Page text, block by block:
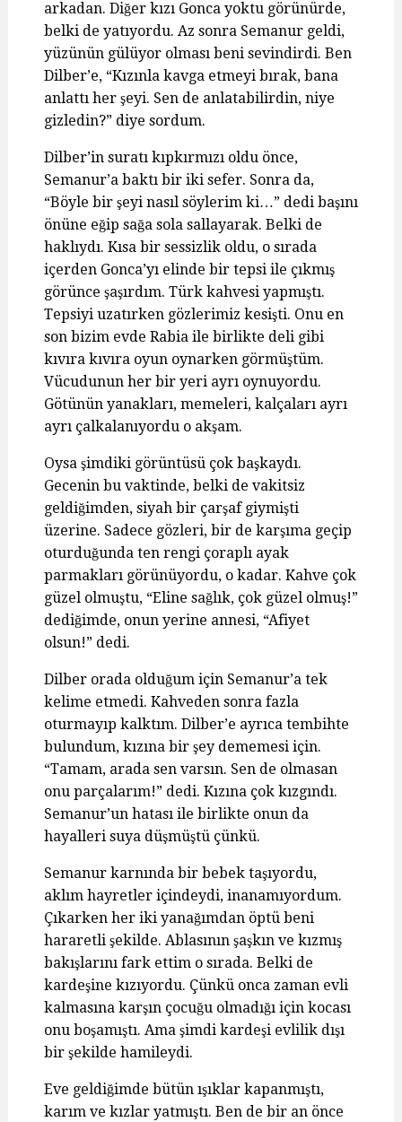
arkadan. Diğer kızı Gonca yoktu görünürde,
belki de yatıyordu. Az sonra Semanur geldi,
yüzünün gülüyor olması beni sevindirdi. Ben
Dilber’e, “Kızınla kavga etmeyi bırak, bana
anlattı her şeyi. Sen de anlatabilirdin, niye
gizledin?” diye sordum.
Dilber’in suratı kıpkırmızı oldu önce,
Semanur’a baktı bir iki sefer. Sonra da,
“Böyle bir şeyi nasıl söylerim ki…” dedi başını
önüne eğip sağa sola sallayarak. Belki de
haklıydı. Kısa bir sessizlik oldu, o sırada
içerden Gonca’yı elinde bir tepsi ile çıkmış
görünce şaşırdım. Türk kahvesi yapmıştı.
Tepsiyi uzatırken gözlerimiz kesişti. Onu en
son bizim evde Rabia ile birlikte deli gibi
kıvıra kıvıra oyun oynarken görmüştüm.
Vücudunun her bir yeri ayrı oynuyordu.
Götünün yanakları, memeleri, kalçaları ayrı
ayrı çalkalanıyordu o akşam.
Oysa şimdiki görüntüsü çok başkaydı.
Gecenin bu vaktinde, belki de vakitsiz
geldiğimden, siyah bir çarşaf giymişti
üzerine. Sadece gözleri, bir de karşıma geçip
oturduğunda ten rengi çoraplı ayak
parmakları görünüyordu, o kadar. Kahve çok
güzel olmuştu, “Eline sağlık, çok güzel olmuş!”
dediğimde, onun yerine annesi, “Afiyet
olsun!” dedi.
Dilber orada olduğum için Semanur’a tek
kelime etmedi. Kahveden sonra fazla
oturmayıp kalktım. Dilber’e ayrıca tembihte
bulundum, kızına bir şey dememesi için.
“Tamam, arada sen varsın. Sen de olmasan
onu parçalarım!” dedi. Kızına çok kızgındı.
Semanur’un hatası ile birlikte onun da
hayalleri suya düşmüştü çünkü.
Semanur karnında bir bebek taşıyordu,
aklım hayretler içindeydi, inanamıyordum.
Çıkarken her iki yanağımdan öptü beni
hararetli şekilde. Ablasının şaşkın ve kızmış
bakışlarını fark ettim o sırada. Belki de
kardeşine kızıyordu. Çünkü onca zaman evli
kalmasına karşın çocuğu olmadığı için kocası
onu boşamıştı. Ama şimdi kardeşi evlilik dışı
bir şekilde hamileydi.
Eve geldiğimde bütün ışıklar kapanmıştı,
karım ve kızlar yatmıştı. Ben de bir an önce